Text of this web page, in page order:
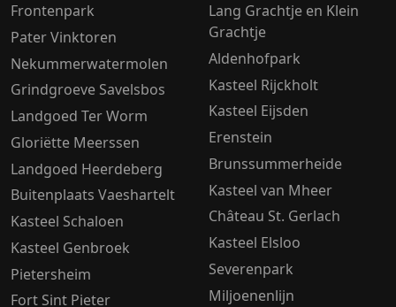
Frontenpark
Pater Vinktoren
Nekummerwatermolen
Grindgroeve Savelsbos
Landgoed Ter Worm
Gloriëtte Meerssen
Landgoed Heerdeberg
Buitenplaats Vaeshartelt
Kasteel Schaloen
Kasteel Genbroek
Pietersheim
Fort Sint Pieter
Lang Grachtje en Klein
Grachtje
Aldenhofpark
Kasteel Rijckholt
Kasteel Eijsden
Erenstein
Brunssummerheide
Kasteel van Mheer
Château St. Gerlach
Kasteel Elsloo
Severenpark
Miljoenenlijn